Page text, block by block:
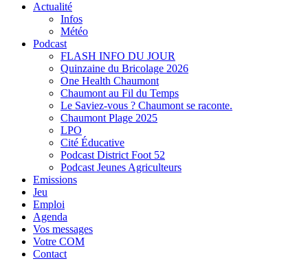
Actualité
Infos
Météo
Podcast
FLASH INFO DU JOUR
Quinzaine du Bricolage 2026
One Health Chaumont
Chaumont au Fil du Temps
Le Saviez-vous ? Chaumont se raconte.
Chaumont Plage 2025
LPO
Cité Éducative
Podcast District Foot 52
Podcast Jeunes Agriculteurs
Emissions
Jeu
Emploi
Agenda
Vos messages
Votre COM
Contact